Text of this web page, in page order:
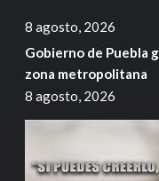
8 agosto, 2026
Gobierno de Puebla
zona metropolitana
8 agosto, 2026